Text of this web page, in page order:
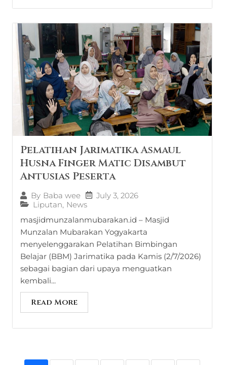
Pelatihan Jarimatika Asmaul
Husna Finger Matic Disambut
Antusias Peserta
By Baba wee
July 3, 2026
Liputan News
masjidmunzalanmubarakan.id – Masjid
Munzalan Mubarakan Yogyakarta
menyelenggarakan Pelatihan Bimbingan
Belajar (BBM) Jarimatika pada Kamis (2/7/2026)
sebagai bagian dari upaya menguatkan
kembali...
Read More